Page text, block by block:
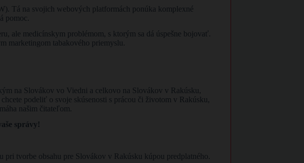
Tá na svojich webových platformách ponúka komplexné
ale medicínskym problémom, s ktorým sa dá úspešne bojovať.
marketingom tabakového priemyslu.
na Slovákov vo Viedni a celkovo na Slovákov v Rakúsku,
podeliť o svoje skúsenosti s prácou či životom v Rakúsku,
našim čitateľom.
správy!
pri tvorbe obsahu pre Slovákov v Rakúsku kúpou predplatného.